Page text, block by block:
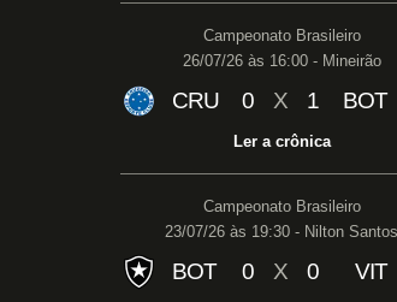
Campeonato Brasileiro
26/07/26 às 16:00 - Mineirão
CRU 0 X 1 BOT
Ler a crônica
Campeonato Brasileiro
23/07/26 às 19:30 - Nilton Santos
BOT 0 X 0 VIT